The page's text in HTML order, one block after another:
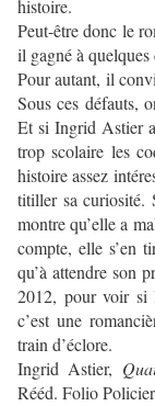
histoire.
Peut-être donc le
il gagné à
Pour autant, il
Sous ces défauts,
Et si Ingrid Astier
trop scolaire les
histoire assez
titiller sa curiosité.
montre qu’elle a
compte, elle s’en
qu’à attendre son
2012, pour voir si
c’est une
train d’éclore.
Ingrid Astier,
Rééd. Folio